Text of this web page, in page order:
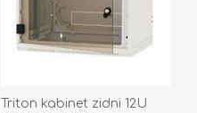
Triton kabinet zidni 12U